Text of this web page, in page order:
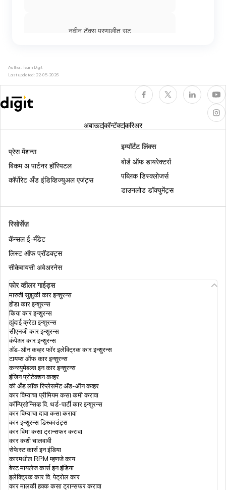
नवीन टॅक्स प्रणालीत सूट
Section 80EE of Income Tax Act: 80EE
Income Tax Act
What is TAN Card: Eligibility, Application
& Documents Required
15 Important Income Tax Changes in
Green Tax for Cars in India: What is
Green Tax, State-wise Tax Rates & How
आयकर मध्ये ITR 4
इन्कम टॅक्स रिटर्न कसे भरायचे
निवृत्तीवेतनधारकांसाठी आयकर परतावा
Author: Team Digit
Last updated: 22-05-2026
अबाऊटकॉन्टॅक्टकरिअर
रिसोर्सेज़
कॅन्सल ई-मँडेट
लिस्ट ऑफ प्रॉडक्ट्स
सीकेवायसी अवेअरनेस
प्रेस मेंशन्स
बिकम अ पार्टनर हॉस्पिटल
कॉर्पोरेट अँड इंडिव्हिज्युअल एजंट्स
इम्पॉर्टंट लिंक्स
बोर्ड ऑफ डायरेक्टर्स
पब्लिक डिस्क्लोजर्स
डाउनलोड डॉक्युमेंट्स
फोर व्हीलर गाईड्स
मारुती सुझुकी कार इन्शुरन्स
होंडा कार इन्शुरन्स
किया कार इन्शुरन्स
ह्युंदाई क्रेटा इन्शुरन्स
सीएनजी कार इन्शुरन्स
कंपेअर कार इन्शुरन्स
अ‍ॅड-ऑन कव्हर फॉर इलेक्ट्रिक कार इन्शुरन्स
टायप्स ऑफ कार इन्शुरन्स
कन्स्युमेबल्स इन कार इन्शुरन्स
इंजिन प्रोटेक्शन कव्हर
की अँड लॉक रिप्लेसमेंट अ‍ॅड-ऑन कव्हर
कार विम्याचा प्रीमियम कसा कमी करावा
कॉम्प्रिहेन्सिव्ह वि. थर्ड-पार्टी कार इन्शुरन्स
कार विम्याचा दावा कसा करावा
कार इन्शुरन्स डिस्काउंट्स
कार विमा कसा ट्रान्सफर करावा
कार कशी चालवावी
सेफेस्ट कार्स इन इंडिया
कारमधील RPM म्हणजे काय
बेस्ट मायलेज कार्स इन इंडिया
इलेक्ट्रिक कार वि. पेट्रोल कार
कार मालकी हक्क कसा ट्रान्सफर करावा